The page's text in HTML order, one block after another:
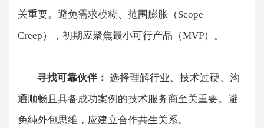
关重要。避免需求模糊、范围膨胀（Scope
Creep），初期应聚焦最小可行产品（MVP）。
​​寻找可靠伙伴： ​​ 选择理解行业、技术过硬、沟
通顺畅且具备成功案例的技术服务商至关重要。避
免纯外包思维，应建立合作共生关系。